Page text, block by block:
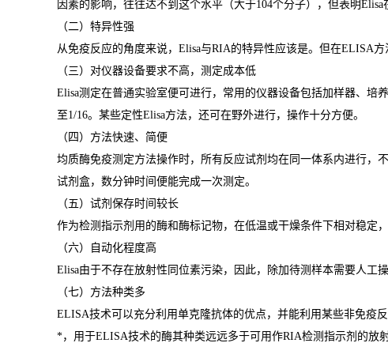
因素的影响，往往达不到这个水平（大于104个分子），但表明Elisa
（二）特异性强
从免疫反应的角度来说， Elisa与RIA的特异性应该是。但在ELISA方
（三）对仪器设备要求不高，测定成本低
Elisa测定在普通实验室便可进行，常用的仪器设备包括加样器、培
至1/16。某些定性Elisa方法，还可在野外进行，操作十分方便。
（四）方法快速、简便
均质酶免疫测定方法操作时，所有反应试剂均在同一体系内进行，
试剂盒，数分钟时间便能完成一次测定。
（五）试剂保存时间较长
作为检测指示剂用的酶和酶标记物，在低温或干燥条件下相对稳定
（六）自动化程度高
Elisa由于不存在放射性同位素污染，因此，除加待测样本需要人工
（七）方法种类多
ELISA技术可以充分利用单克隆抗体的优点，并能利用某些非免疫
*，用于ELISA技术的酶其种类远远多于可用作RIA检测指示剂的放